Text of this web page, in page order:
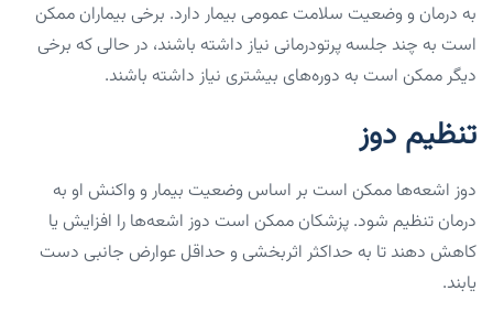
به درمان و وضعیت سلامت عمومی بیمار دارد. برخی بیماران ممکن
است به چند جلسه پرتودرمانی نیاز داشته باشند، در حالی که برخی
دیگر ممکن است به دوره‌های بیشتری نیاز داشته باشند.
تنظیم دوز
دوز اشعه‌ها ممکن است بر اساس وضعیت بیمار و واکنش او به
درمان تنظیم شود. پزشکان ممکن است دوز اشعه‌ها را افزایش یا
کاهش دهند تا به حداکثر اثربخشی و حداقل عوارض جانبی دست
یابند.